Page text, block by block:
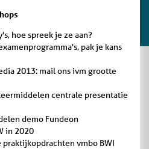
hoe spreek je ze aan?
pak je kans
2013: mail ons ivm grootte
centrale presentatie
demo Fundeon
in 2020
praktijkopdrachten vmbo BWI